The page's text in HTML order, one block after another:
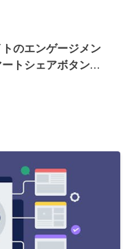
のエンゲージメン
トシェアボタンの